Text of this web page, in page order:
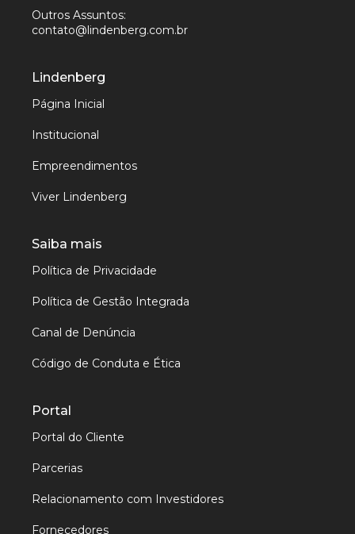
Outros Assuntos:
contato@lindenberg.com.br
Lindenberg
Página Inicial
Institucional
Empreendimentos
Viver Lindenberg
Saiba mais
Política de Privacidade
Política de Gestão Integrada
Canal de Denúncia
Código de Conduta e Ética
Portal
Portal do Cliente
Parcerias
Relacionamento com Investidores
Fornecedores